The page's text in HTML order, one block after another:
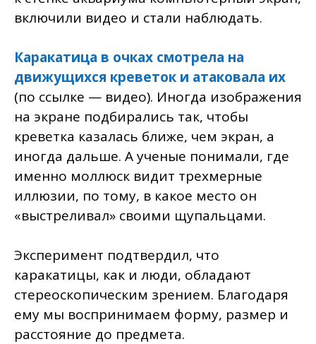
включили видео и стали наблюдать.
Каракатица в очках смотрела на
движущихся креветок и атаковала их
(по ссылке — видео). Иногда изображения
на экране подбирались так, чтобы
креветка казалась ближе, чем экран, а
иногда дальше. А ученые понимали, где
именно моллюск видит трехмерные
иллюзии, по тому, в какое место он
«выстреливал» своими щупальцами.
Эксперимент подтвердил, что
каракатицы, как и люди, обладают
стереоскопическим зрением. Благодаря
ему мы воспринимаем форму, размер и
расстояние до предмета.